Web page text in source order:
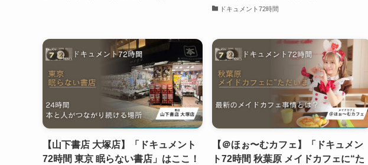
ドキュメント72時間
【山下書店 大塚店】「ドキュメント
72時間 東京 眠らない書店」はここ！
【＠ほぉ〜むカフェ】「ドキュメン
ト72時間 秋葉原 メイドカフェに“た